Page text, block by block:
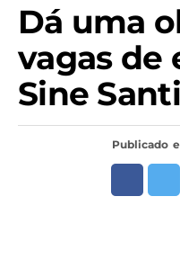
Dá uma
vagas de
Sine
Publicado